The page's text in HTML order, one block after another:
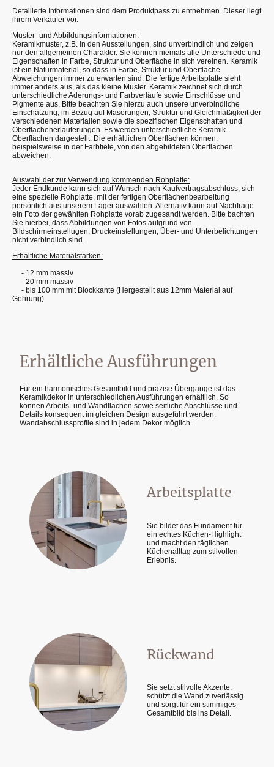
Detailierte Informationen sind dem Produktpass zu entnehmen. Dieser liegt
ihrem Verkäufer vor.
Muster- und Abbildungsinformationen:
Keramikmuster, z.B. in den Ausstellungen, sind unverbindlich und zeigen
nur den allgemeinen Charakter. Sie können niemals alle Unterschiede und
Eigenschaften in Farbe, Struktur und Oberfläche in sich vereinen. Keramik
ist ein Naturmaterial, so dass in Farbe, Struktur und Oberfläche
Abweichungen immer zu erwarten sind. Die fertige Arbeitsplatte sieht
immer anders aus, als das kleine Muster. Keramik zeichnet sich durch
unterschiedliche Aderungs- und Farbverläufe sowie Einschlüsse und
Pigmente aus. Bitte beachten Sie hierzu auch unsere unverbindliche
Einschätzung, im Bezug auf Maserungen, Struktur und Gleichmäßigkeit der
verschiedenen Materialien sowie die spezifischen Eigenschaften und
Oberflächenerläuterungen. Es werden unterschiedliche Keramik
Oberflächen dargestellt. Die erhältlichen Oberflächen können,
beispielsweise in der Farbtiefe, von den abgebildeten Oberflächen
abweichen.
Auswahl der zur Verwendung kommenden Rohplatte:
Jeder Endkunde kann sich auf Wunsch nach Kaufvertragsabschluss, sich
eine spezielle Rohplatte, mit der fertigen Oberflächenbearbeitung
persönlich aus unserem Lager auswählen. Alternativ kann auf Nachfrage
ein Foto der gewählten Rohplatte vorab zugesandt werden. Bitte bachten
Sie hierbei, dass Abbildungen von Fotos aufgrund von
Bildschirmeinstellugen, Druckeinstellungen, Über- und Unterbelichtungen
nicht verbindlich sind.
Erhältliche Materialstärken:
- 12 mm massiv
- 20 mm massiv
- bis 100 mm mit Blockkante (Hergestellt aus 12mm Material auf
Gehrung)
Erhältliche Ausführungen
Für ein harmonisches Gesamtbild und präzise Übergänge ist das
Keramikdekor in unterschiedlichen Ausführungen erhältlich. So
können Arbeits- und Wandflächen sowie seitliche Abschlüsse und
Details konsequent im gleichen Design ausgeführt werden.
Wandabschlussprofile sind in jedem Dekor möglich.
Arbeitsplatte
Sie bildet das Fundament für
ein echtes Küchen-Highlight
und macht den täglichen
Küchenalltag zum stilvollen
Erlebnis.
Rückwand
Sie setzt stilvolle Akzente,
schützt die Wand zuverlässig
und sorgt für ein stimmiges
Gesamtbild bis ins Detail.